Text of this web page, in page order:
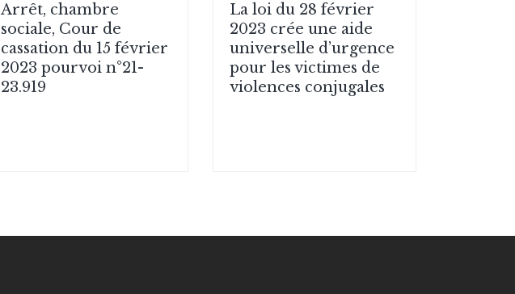
Arrêt, chambre
sociale, Cour de
cassation du 15 février
2023 pourvoi n°21-
23.919
La loi du 28 février
2023 crée une aide
universelle d’urgence
pour les victimes de
violences conjugales